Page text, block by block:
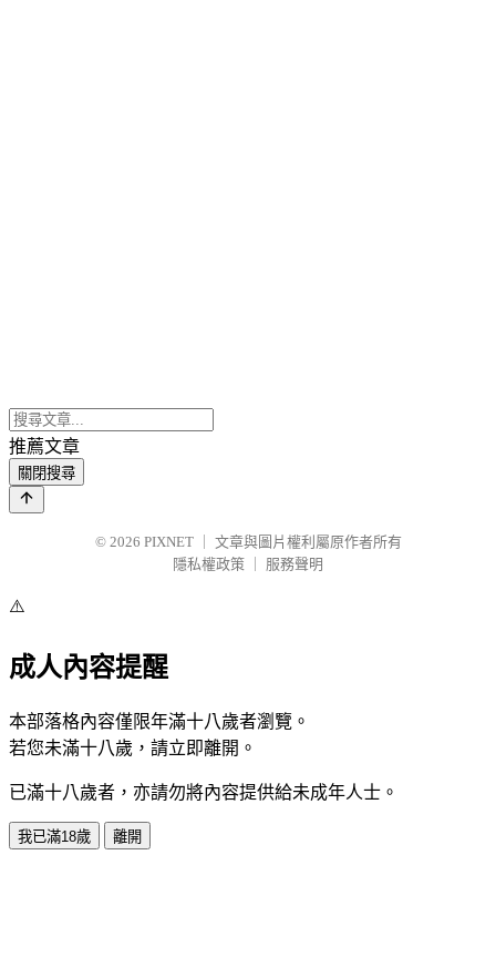
推薦文章
關閉搜尋
© 2026 PIXNET
文章與圖片權利屬原作者所有
隱私權政策
服務聲明
⚠️
成人內容提醒
本部落格內容僅限年滿十八歲者瀏覽。
若您未滿十八歲，請立即離開。
已滿十八歲者，亦請勿將內容提供給未成年人士。
我已滿18歲 離開